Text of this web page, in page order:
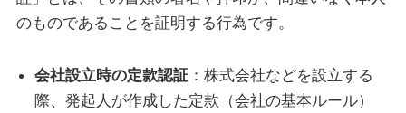
のものであることを証明する行為です。
会社設立時の定款認証 ：株式会社などを設立する
際、発起人が作成した定款（会社の基本ルール）